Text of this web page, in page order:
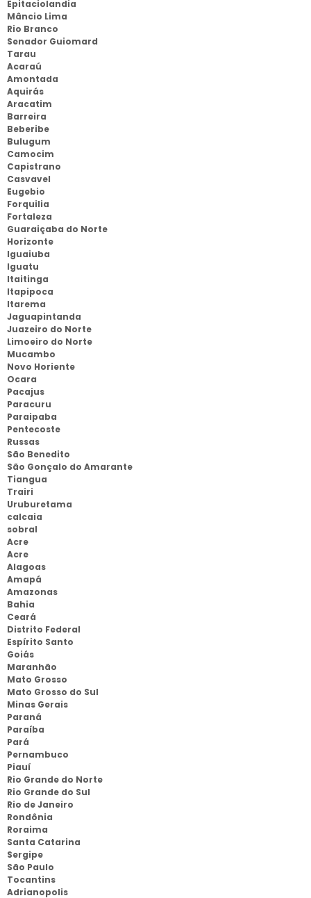
Epitaciolandia
Mâncio Lima
Rio Branco
Senador Guiomard
Tarau
Acaraú
Amontada
Aquirás
Aracatim
Barreira
Beberibe
Bulugum
Camocim
Capistrano
Casvavel
Eugebio
Forquilia
Fortaleza
Guaraiçaba do Norte
Horizonte
Iguaiuba
Iguatu
Itaitinga
Itapipoca
Itarema
Jaguapintanda
Juazeiro do Norte
Limoeiro do Norte
Mucambo
Novo Horiente
Ocara
Pacajus
Paracuru
Paraipaba
Pentecoste
Russas
São Benedito
São Gonçalo do Amarante
Tiangua
Trairi
Uruburetama
calcaia
sobral
Acre
Acre
Alagoas
Amapá
Amazonas
Bahia
Ceará
Distrito Federal
Espírito Santo
Goiás
Maranhão
Mato Grosso
Mato Grosso do Sul
Minas Gerais
Paraná
Paraíba
Pará
Pernambuco
Piauí
Rio Grande do Norte
Rio Grande do Sul
Rio de Janeiro
Rondônia
Roraima
Santa Catarina
Sergipe
São Paulo
Tocantins
Adrianopolis